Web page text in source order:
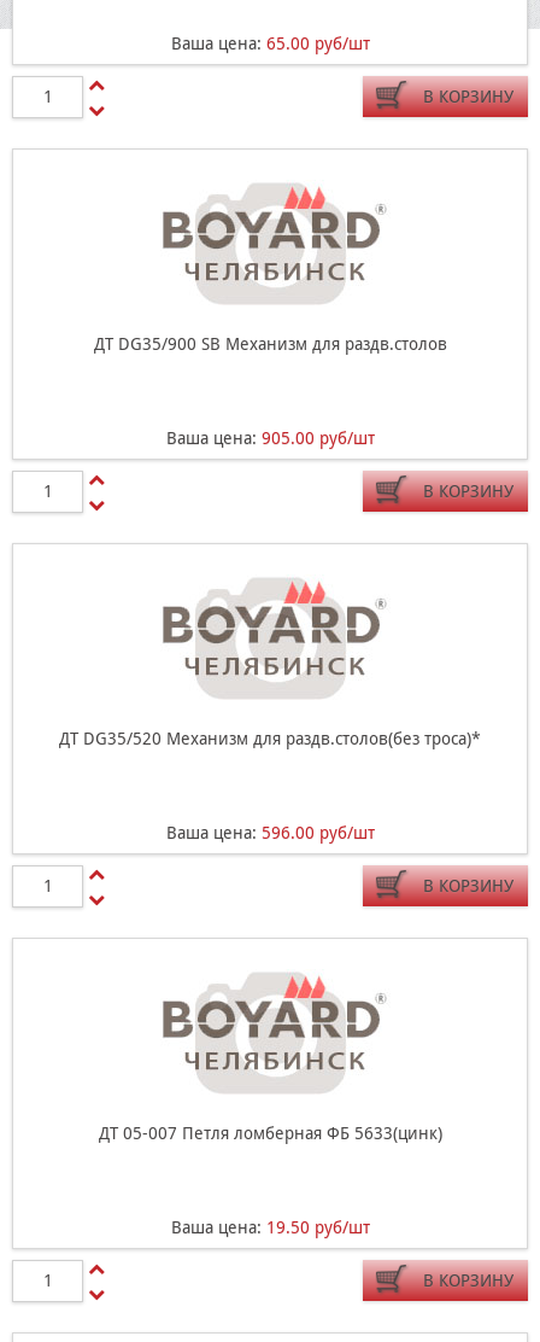
Ваша цена: 65.00 руб/шт
В КОРЗИНУ
ДТ DG35/900 SB Механизм для раздв.столов
Ваша цена: 905.00 руб/шт
В КОРЗИНУ
ДТ DG35/520 Механизм для раздв.столов(без троса)*
Ваша цена: 596.00 руб/шт
В КОРЗИНУ
ДТ 05-007 Петля ломберная ФБ 5633(цинк)
Ваша цена: 19.50 руб/шт
В КОРЗИНУ